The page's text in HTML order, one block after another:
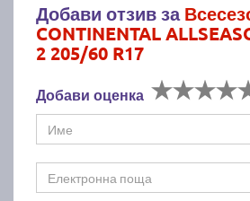
Добави отзив за
CONTINENTAL
2 205/60 R17
Добави оценка